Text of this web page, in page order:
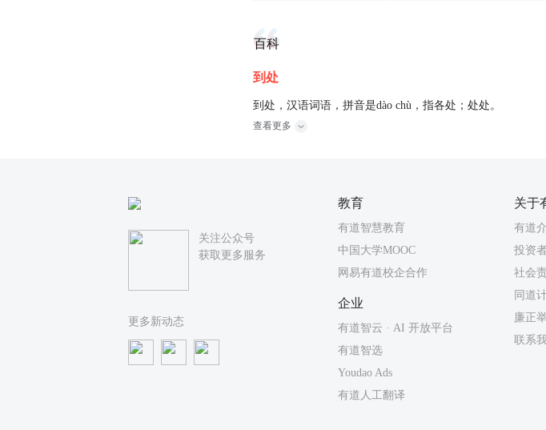
百科
到处
到处，汉语词语，拼音是dào chù，指各处；处处。
查看更多
关注公众号
获取更多服务
更多新动态
教育
有道智慧教育
中国大学MOOC
网易有道校企合作
关于
有道
投资
社会
同道
廉正
联系
企业
有道智云 · AI 开放平台
有道智选
Youdao Ads
有道人工翻译